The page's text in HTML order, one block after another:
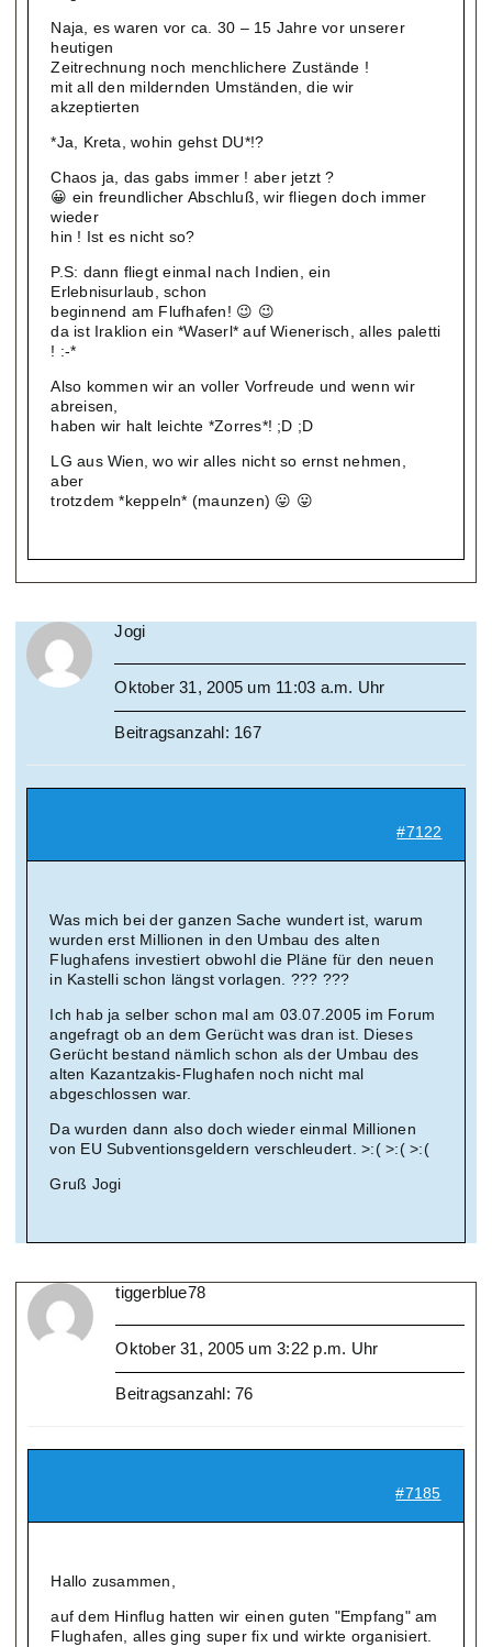
Naja, es waren vor ca. 30 – 15 Jahre vor unserer
heutigen
Zeitrechnung noch menchlichere Zustände !
mit all den mildernden Umständen, die wir
akzeptierten
*Ja, Kreta, wohin gehst DU*!?
Chaos ja, das gabs immer ! aber jetzt ?
😀 ein freundlicher Abschluß, wir fliegen doch immer
wieder
hin ! Ist es nicht so?
P.S: dann fliegt einmal nach Indien, ein
Erlebnisurlaub, schon
beginnend am Flufhafen! 😉 😉
da ist Iraklion ein *Waserl* auf Wienerisch, alles paletti
! :-*
Also kommen wir an voller Vorfreude und wenn wir
abreisen,
haben wir halt leichte *Zorres*! ;D ;D
LG aus Wien, wo wir alles nicht so ernst nehmen,
aber
trotzdem *keppeln* (maunzen) 😛 😛
Jogi
Oktober 31, 2005 um 11:03 a.m. Uhr
Beitragsanzahl: 167
#7122
Was mich bei der ganzen Sache wundert ist, warum
wurden erst Millionen in den Umbau des alten
Flughafens investiert obwohl die Pläne für den neuen
in Kastelli schon längst vorlagen. ??? ???
Ich hab ja selber schon mal am 03.07.2005 im Forum
angefragt ob an dem Gerücht was dran ist. Dieses
Gerücht bestand nämlich schon als der Umbau des
alten Kazantzakis-Flughafen noch nicht mal
abgeschlossen war.
Da wurden dann also doch wieder einmal Millionen
von EU Subventionsgeldern verschleudert. >:( >:( >:(
Gruß Jogi
tiggerblue78
Oktober 31, 2005 um 3:22 p.m. Uhr
Beitragsanzahl: 76
#7185
Hallo zusammen,
auf dem Hinflug hatten wir einen guten "Empfang" am
Flughafen, alles ging super fix und wirkte organisiert.